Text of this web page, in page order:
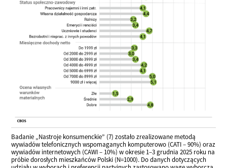
Badanie „Nastroje konsumenckie” (7) zostało zrealizowane metodą
wywiadów telefonicznych wspomaganych komputerowo (CATI – 90%) oraz
wywiadów internetowych (CAWI – 10%) w okresie 1–3 grudnia 2025 roku na
próbie dorosłych mieszkańców Polski (N=1000). Do danych dotyczących